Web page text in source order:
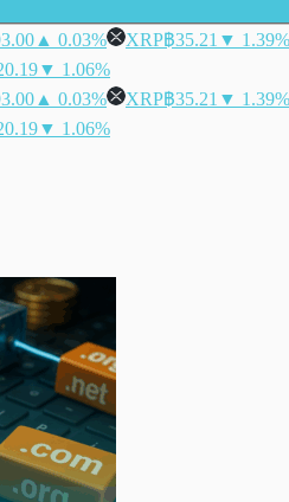
▲ 0.03% XRP฿35.21 ▼ 1.39%
▼ 1.06%
▲ 0.03% XRP฿35.21 ▼ 1.39%
▼ 1.06%